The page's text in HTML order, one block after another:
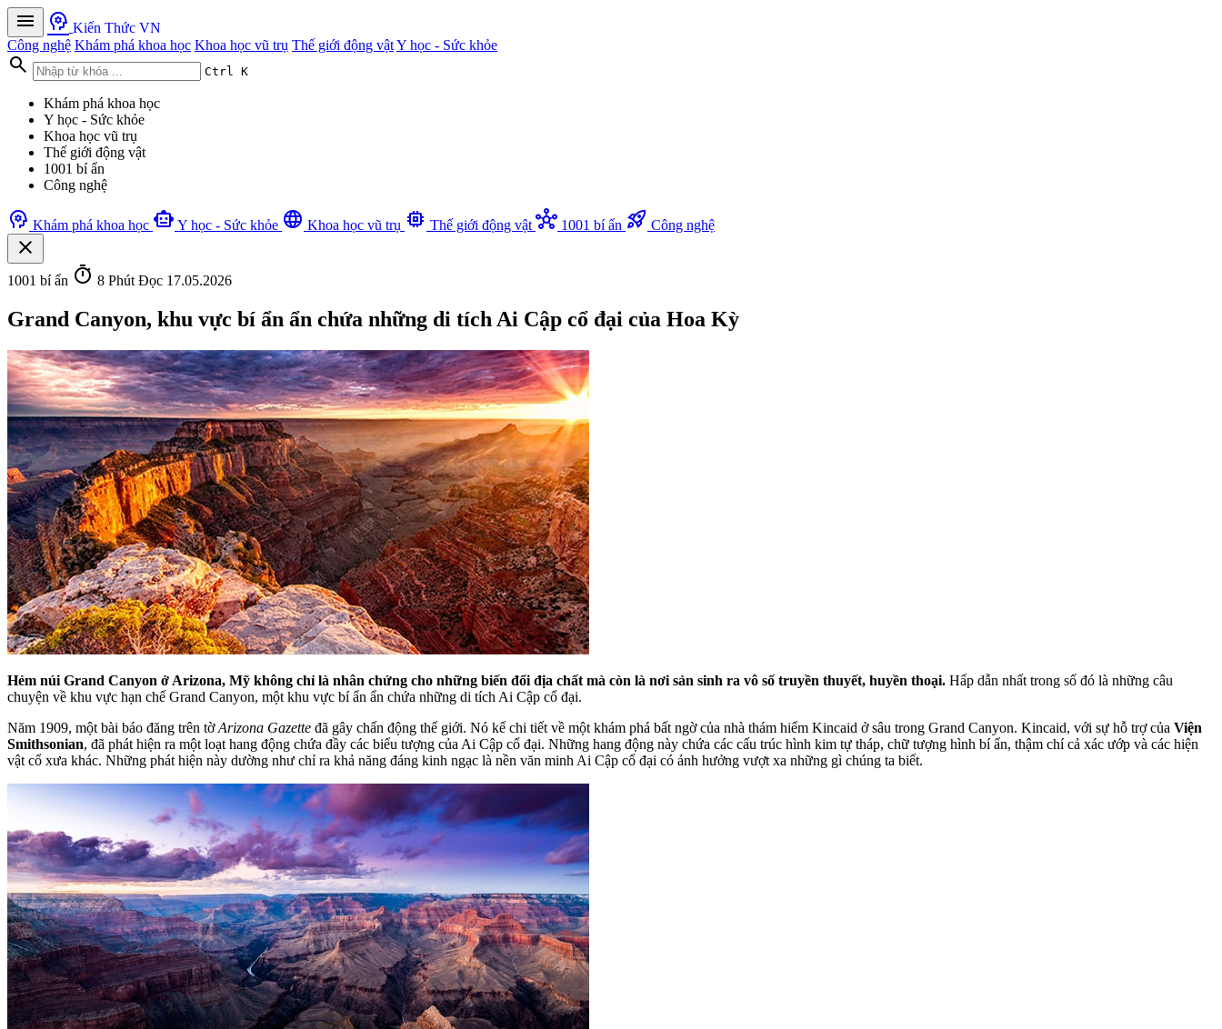
menu psychology Kiến Thức VN
Công nghệ Khám phá khoa học Khoa học vũ trụ Thế giới động vậtY học - Sức khỏe
search Ctrl K
Khám phá khoa học
Y học - Sức khỏe
Khoa học vũ trụ
Thế giới động vật
1001 bí ẩn
Công nghệ
psychology Khám phá khoa học smart_toy Y học - Sức khỏe language Khoa học vũ trụ memory Thế giới động vật hub 1001 bí ẩn rocket_launch Công nghệ
close
1001 bí ẩn timer 8 Phút Đọc 17.05.2026
Grand Canyon, khu vực bí ẩn ẩn chứa những di tích Ai Cập cổ đại của Hoa Kỳ
Hẻm núi Grand Canyon ở Arizona, Mỹ không chỉ là nhân chứng cho những biến đổi địa chất mà còn là nơi sản sinh ra vô số truyền thuyết, huyền thoại. Hấp dẫn nhất trong số đó là những câu
chuyện về khu vực hạn chế Grand Canyon, một khu vực bí ẩn ẩn chứa những di tích Ai Cập cổ đại.
Năm 1909, một bài báo đăng trên tờArizona Gazette đã gây chấn động thế giới. Nó kể chi tiết về một khám phá bất ngờ của nhà thám hiểm Kincaid ở sâu trong Grand Canyon. Kincaid, với sự hỗ trợ của Viện
Smithsonian, đã phát hiện ra một loạt hang động chứa đầy các biểu tượng của Ai Cập cổ đại. Những hang động này chứa các cấu trúc hình kim tự tháp, chữ tượng hình bí ẩn, thậm chí cả xác ướp và các hiện
vật cổ xưa khác. Những phát hiện này dường như chỉ ra khả năng đáng kinh ngạc là nền văn minh Ai Cập cổ đại có ảnh hưởng vượt xa những gì chúng ta biết.